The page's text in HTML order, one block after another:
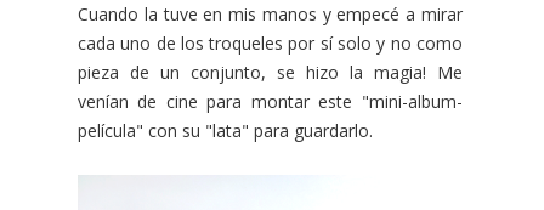
Cuando la tuve en mis manos y empecé a mirar
cada uno de los troqueles por sí solo y no como
pieza de un conjunto, se hizo la magia! Me
venían de cine para montar este "mini-album-
película" con su "lata" para guardarlo.